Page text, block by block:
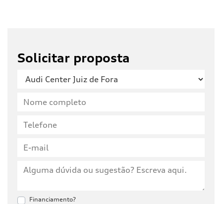
Solicitar proposta
Financiamento?